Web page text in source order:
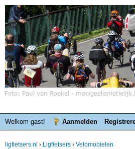
Welkom gast! Aanmelden
ligfietsers.nl › Ligfietsers › Velomobielen